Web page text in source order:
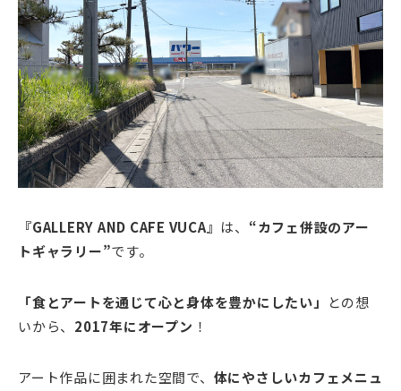
『GALLERY AND CAFE VUCA』 は、 “カフェ併設のアー
トギャラリー”です。
「食とアートを通じて心と身体を豊かにしたい」
との想
いから、 2017年にオープン ！
アート作品に囲まれた空間で、 体にやさしいカフェメニュ